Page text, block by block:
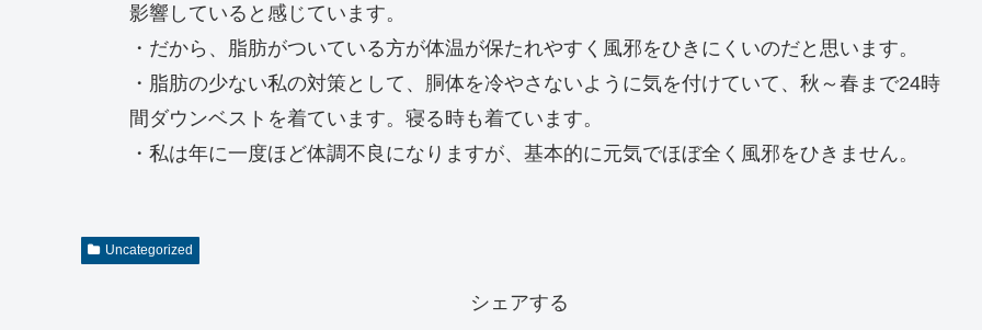
影響していると感じています。
・だから、脂肪がついている方が体温が保たれやすく風邪をひきにくいのだと思います。
・脂肪の少ない私の対策として、胴体を冷やさないように気を付けていて、秋～春まで24時
間ダウンベストを着ています。寝る時も着ています。
・私は年に一度ほど体調不良になりますが、基本的に元気でほぼ全く風邪をひきません。
Uncategorized
シェアする